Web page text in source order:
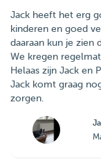
Jack heeft het erg
kinderen en goed
daaraan kun je zien
We kregen
Helaas zijn Jack en
Jack komt graag
zorgen.